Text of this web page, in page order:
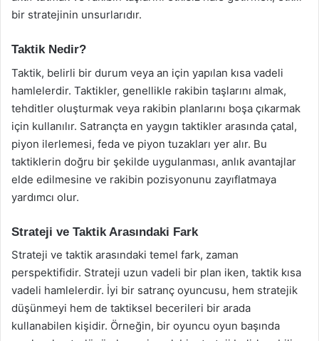
bir stratejinin unsurlarıdır.
Taktik Nedir?
Taktik, belirli bir durum veya an için yapılan kısa vadeli
hamlelerdir. Taktikler, genellikle rakibin taşlarını almak,
tehditler oluşturmak veya rakibin planlarını boşa çıkarmak
için kullanılır. Satrançta en yaygın taktikler arasında çatal,
piyon ilerlemesi, feda ve piyon tuzakları yer alır. Bu
taktiklerin doğru bir şekilde uygulanması, anlık avantajlar
elde edilmesine ve rakibin pozisyonunu zayıflatmaya
yardımcı olur.
Strateji ve Taktik Arasındaki Fark
Strateji ve taktik arasındaki temel fark, zaman
perspektifidir. Strateji uzun vadeli bir plan iken, taktik kısa
vadeli hamlelerdir. İyi bir satranç oyuncusu, hem stratejik
düşünmeyi hem de taktiksel becerileri bir arada
kullanabilen kişidir. Örneğin, bir oyuncu oyun başında